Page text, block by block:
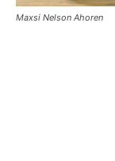
Maxsi Nelson Ahoren